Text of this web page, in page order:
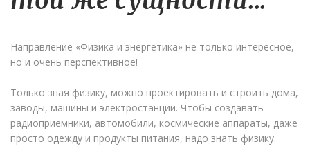
Направление «Физика и энергетика» не только интересное,
но и очень перспективное!
Только зная физику, можно проектировать и строить дома,
заводы, машины и электростанции. Чтобы создавать
радиоприёмники, автомобили, космические аппараты, даже
просто одежду и продукты питания, надо знать физику.